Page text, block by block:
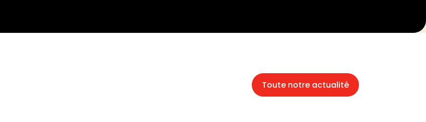
Toute notre actualité